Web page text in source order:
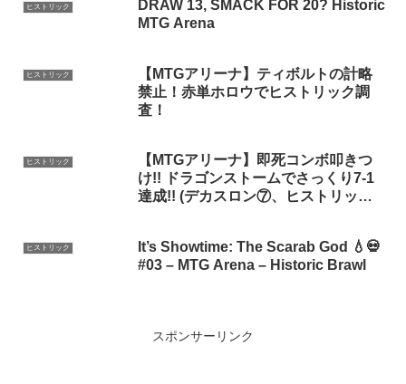
ヒストリック
DRAW 13, SMACK FOR 20? Historic
MTG Arena
ヒストリック
【MTGアリーナ】ティボルトの計略
禁止！赤単ホロウでヒストリック調
査！
ヒストリック
【MTGアリーナ】即死コンボ叩きつ
け!! ドラゴンストームでさっくり7-1
達成!! (デカスロン⑦、ヒストリック)
ヒストリック
It’s Showtime: The Scarab God 💧💀
#03 – MTG Arena – Historic Brawl
スポンサーリンク